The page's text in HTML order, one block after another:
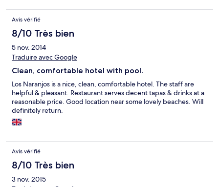
Avis vérifié
8/10 Très bien
5 nov. 2014
Traduire avec Google
Clean, comfortable hotel with pool.
Los Naranjos is a nice, clean, comfortable hotel. The staff are
helpful & pleasant. Restaurant serves decent tapas & drinks at a
reasonable price. Good location near some lovely beaches. Will
definitely return.
Avis vérifié
8/10 Très bien
3 nov. 2015